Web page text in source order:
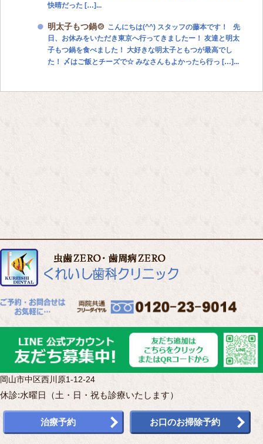
快晴だった […]...
明太子もつ鍋🍲 こんにちは(^^) スタッフの藤本です！ 先
日、お休みをいただき東京へ行ってきましたー！ 友達と明太
子もつ鍋を食べました！ 大好きな明太子ともつが最高でし
た！ 〆はご飯とチーズで☆ みなさんもよかったら行っ […]...
岡山市中区西川原1-12-24
休診:水曜日（土・日・祝も診療いたします）
治療予約 お口のお掃除予約